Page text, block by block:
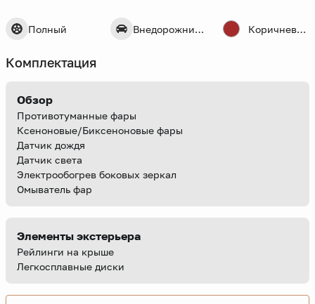
Полный Внедорожник 5 дв. Коричневый
Комплектация
Обзор
Противотуманные фары
Ксеноновые/Биксеноновые фары
Датчик дождя
Датчик света
Электрообогрев боковых зеркал
Омыватель фар
Элементы экстерьера
Рейлинги на крыше
Легкосплавные диски